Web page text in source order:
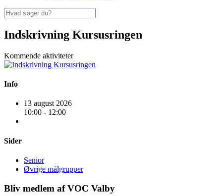
Indskrivning Kursusringen
Kommende aktiviteter
Info
13 august 2026
10:00 - 12:00
Sider
Senior
Øvrige målgrupper
Bliv medlem af VOC Valby